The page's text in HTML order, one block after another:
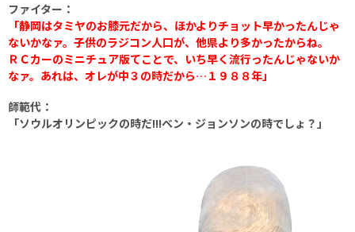
ファイター：
「静岡はタミヤのお膝元だから、ほかよりチョット早かったんじゃ
ないかなァ。子供のラジコン人口が、他県より多かったからね。
ＲＣカーのミニチュア版てことで、いち早く流行ったんじゃないか
なァ。あれは、オレが中３の時だから…１９８８年」
師範代：
「ソウルオリンピックの時だ!!!ベン・ジョンソンの時でしょ？」